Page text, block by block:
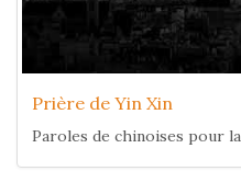
Prière de Yin Xin
Paroles de chinoises pour la